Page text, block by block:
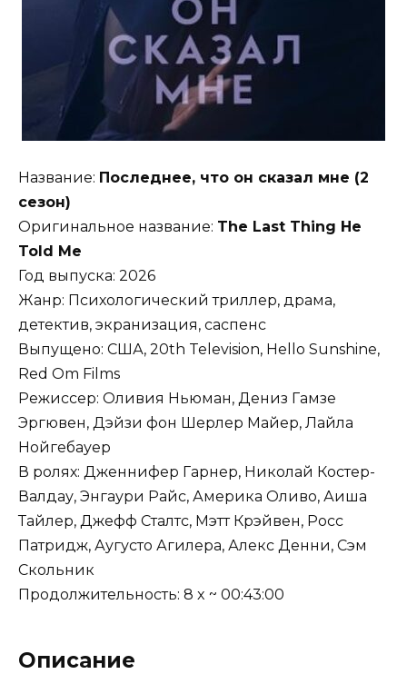
Название: Последнее, что он сказал мне (2
сезон)
Оригинальное название: The Last Thing He
Told Me
Год выпуска: 2026
Жанр: Психологический триллер, драма,
детектив, экранизация, саспенс
Выпущено: США, 20th Television, Hello Sunshine,
Red Om Films
Режиссер: Оливия Ньюман, Дениз Гамзе
Эргювен, Дэйзи фон Шерлер Майер, Лайла
Нойгебауер
В ролях: Дженнифер Гарнер, Николай Костер-
Валдау, Энгаури Райс, Америка Оливо, Аиша
Тайлер, Джефф Сталтс, Мэтт Крэйвен, Росс
Патридж, Аугусто Агилера, Алекс Денни, Сэм
Скольник
Продолжительность: 8 x ~ 00:43:00
Описание